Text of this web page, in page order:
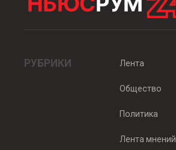
РУБРИКИ Лента
Общество
Политика
Лента мнений